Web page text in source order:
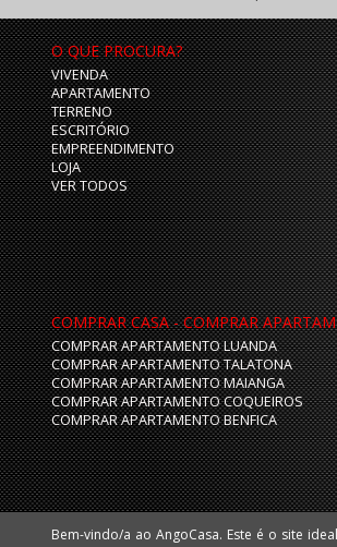
O QUE PROCURA?
VIVENDA
APARTAMENTO
TERRENO
ESCRITÓRIO
EMPREENDIMENTO
LOJA
VER TODOS
COMPRAR CASA - COMPRAR
COMPRAR APARTAMENTO LUANDA
COMPRAR APARTAMENTO TALATONA
COMPRAR APARTAMENTO MAIANGA
COMPRAR APARTAMENTO COQUEIROS
COMPRAR APARTAMENTO BENFICA
Bem-vindo/a ao AngoCasa. Este é o site
Huíla e Namibe. Facilmente poderá